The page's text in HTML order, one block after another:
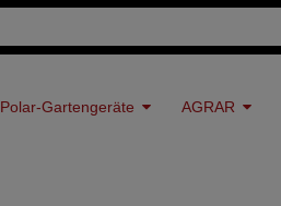
Polar-Gartengeräte AGRAR